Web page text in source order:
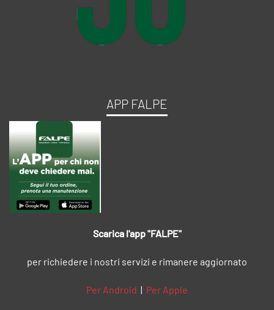
APP FALPE
Scarica l'app "FALPE"
per richiedere i nostri servizi e rimanere aggiornato
Per Android | Per Apple